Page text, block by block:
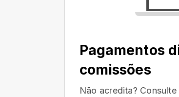
Pagamentos
comissões
Não acredita?